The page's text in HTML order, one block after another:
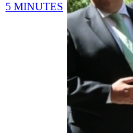
5 MINUTES